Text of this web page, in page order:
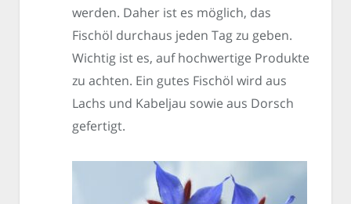
werden. Daher ist es möglich, das
Fischöl durchaus jeden Tag zu geben.
Wichtig ist es, auf hochwertige Produkte
zu achten. Ein gutes Fischöl wird aus
Lachs und Kabeljau sowie aus Dorsch
gefertigt.